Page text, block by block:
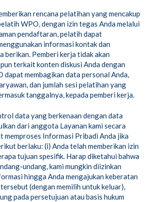
rencana pelatihan yang mencakup
WPO, dengan izin tegas Anda melalui
pendaftaran, pelatih dapat
informasi kontak dan
berikan. Pemberi kerja tidak akan
terkait konten diskusi Anda dengan
dapat membagikan data personal Anda,
dan jumlah sesi pelatihan yang
tanggalnya, kepada pemberi kerja.
data yang berkenaan dengan data
dari anggota Layanan kami secara
memproses Informasi Pribadi Anda jika
berlaku: (i) Anda telah memberikan izin
tujuan spesifik. Harap diketahui bahwa
undang, kami mungkin diizinkan
hingga Anda mengajukan keberatan
(dengan memilih untuk keluar),
pada persetujuan atau basis hukum